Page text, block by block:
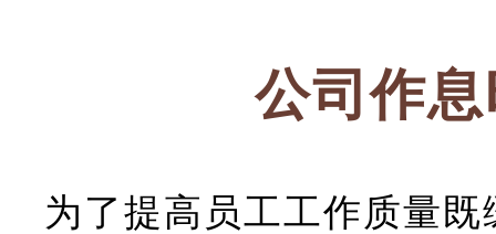
公司作
为了提高员工工作质量